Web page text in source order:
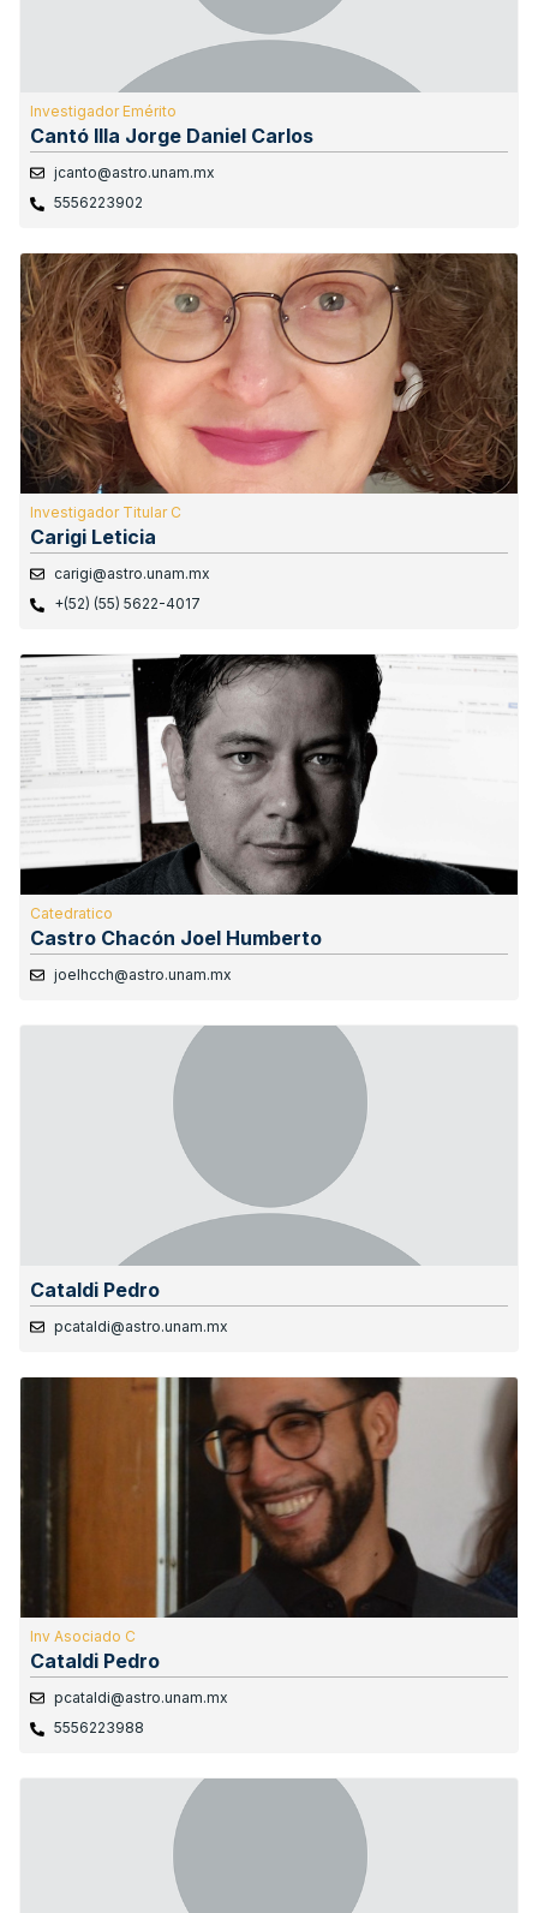
Investigador Emérito
Cantó Illa Jorge Daniel Carlos
jcanto@astro.unam.mx
5556223902
Investigador Titular C
Carigi Leticia
carigi@astro.unam.mx
+(52) (55) 5622-4017
Catedratico
Castro Chacón Joel Humberto
joelhcch@astro.unam.mx
Cataldi Pedro
pcataldi@astro.unam.mx
Inv Asociado C
Cataldi Pedro
pcataldi@astro.unam.mx
5556223988